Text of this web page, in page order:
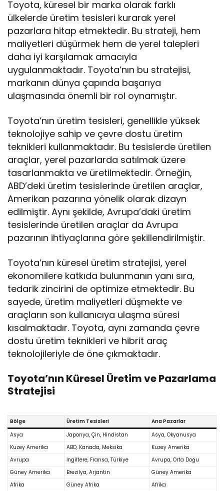
Toyota, küresel bir marka olarak farklı
ülkelerde üretim tesisleri kurarak yerel
pazarlara hitap etmektedir. Bu strateji, hem
maliyetleri düşürmek hem de yerel talepleri
daha iyi karşılamak amacıyla
uygulanmaktadır. Toyota’nın bu stratejisi,
markanın dünya çapında başarıya
ulaşmasında önemli bir rol oynamıştır.
Toyota’nın üretim tesisleri, genellikle yüksek
teknolojiye sahip ve çevre dostu üretim
teknikleri kullanmaktadır. Bu tesislerde üretilen
araçlar, yerel pazarlarda satılmak üzere
tasarlanmakta ve üretilmektedir. Örneğin,
ABD’deki üretim tesislerinde üretilen araçlar,
Amerikan pazarına yönelik olarak dizayn
edilmiştir. Aynı şekilde, Avrupa’daki üretim
tesislerinde üretilen araçlar da Avrupa
pazarının ihtiyaçlarına göre şekillendirilmiştir.
Toyota’nın küresel üretim stratejisi, yerel
ekonomilere katkıda bulunmanın yanı sıra,
tedarik zincirini de optimize etmektedir. Bu
sayede, üretim maliyetleri düşmekte ve
araçların son kullanıcıya ulaşma süresi
kısalmaktadır. Toyota, aynı zamanda çevre
dostu üretim teknikleri ve hibrit araç
teknolojileriyle de öne çıkmaktadır.
Toyota’nın Küresel Üretim ve Pazarlama
Stratejisi
Bölge Üretim Tesisleri
Ana Pazarlar
Asya
Japonya, Çin, Hindistan
Asya, Okyanusya
Kuzey Amerika
ABD, Kanada, Meksika
Kuzey Amerika
Avrupa
İngiltere, Fransa, Türkiye
Avrupa, Orta Doğu
Güney Amerika
Brezilya, Arjantin
Güney Amerika
Afrika
Güney Afrika Afrika